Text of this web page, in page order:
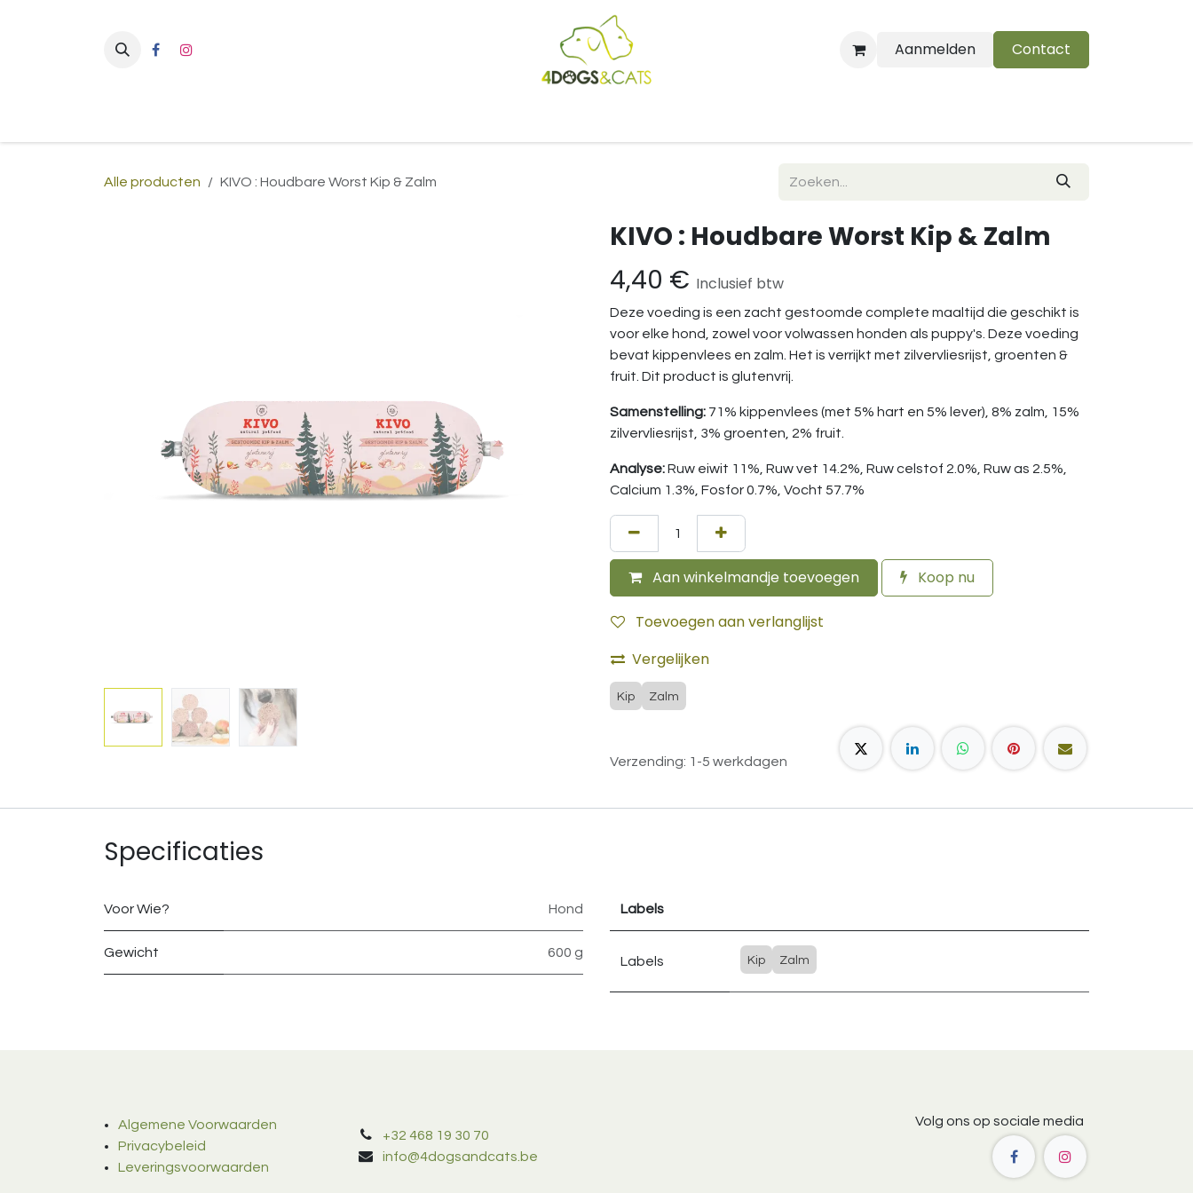
Aanmelden
Contact
Alle producten KIVO : Houdbare Worst Kip & Zalm
KIVO : Houdbare Worst Kip & Zalm
4,40 € Inclusief btw
Deze voeding is een zacht gestoomde complete maaltijd die geschikt is
voor elke hond, zowel voor volwassen honden als puppy's. Deze voeding
bevat kippenvlees en zalm. Het is verrijkt met zilvervliesrijst, groenten &
fruit. Dit product is glutenvrij.
Samenstelling: 71% kippenvlees (met 5% hart en 5% lever), 8% zalm, 15%
zilvervliesrijst, 3% groenten, 2% fruit.
Analyse:Ruw eiwit 11%, Ruw vet 14.2%, Ruw celstof 2.0%, Ruw as 2.5%,
Calcium 1.3%, Fosfor 0.7%, Vocht 57.7%
Aan winkelmandje toevoegen Koop nu
Toevoegen aan verlanglijst
Vergelijken
Kip Zalm
Verzending: 1-5 werkdagen
Specificaties
Voor Wie? Hond
Gewicht 600 g
Labels
Labels Kip Zalm
Algemene Voorwaarden
Privacybeleid
Leveringsvoorwaarden
+32 468 19 30 70
info@4dogsandcats.be
Volg ons op sociale media